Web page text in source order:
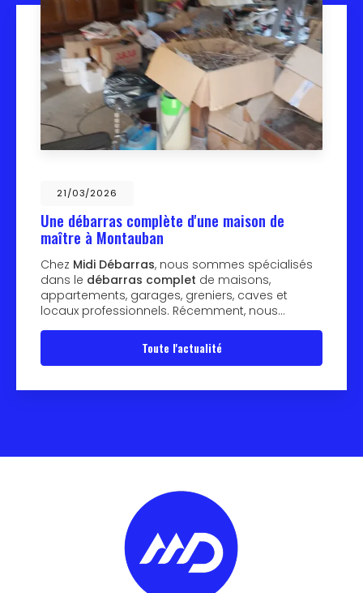
21/03/2026
Une débarras complète d'une maison de
maître à Montauban
Chez Midi Débarras, nous sommes spécialisés
dans le débarras complet de maisons,
appartements, garages, greniers, caves et
locaux professionnels. Récemment, nous…
Toute l'actualité